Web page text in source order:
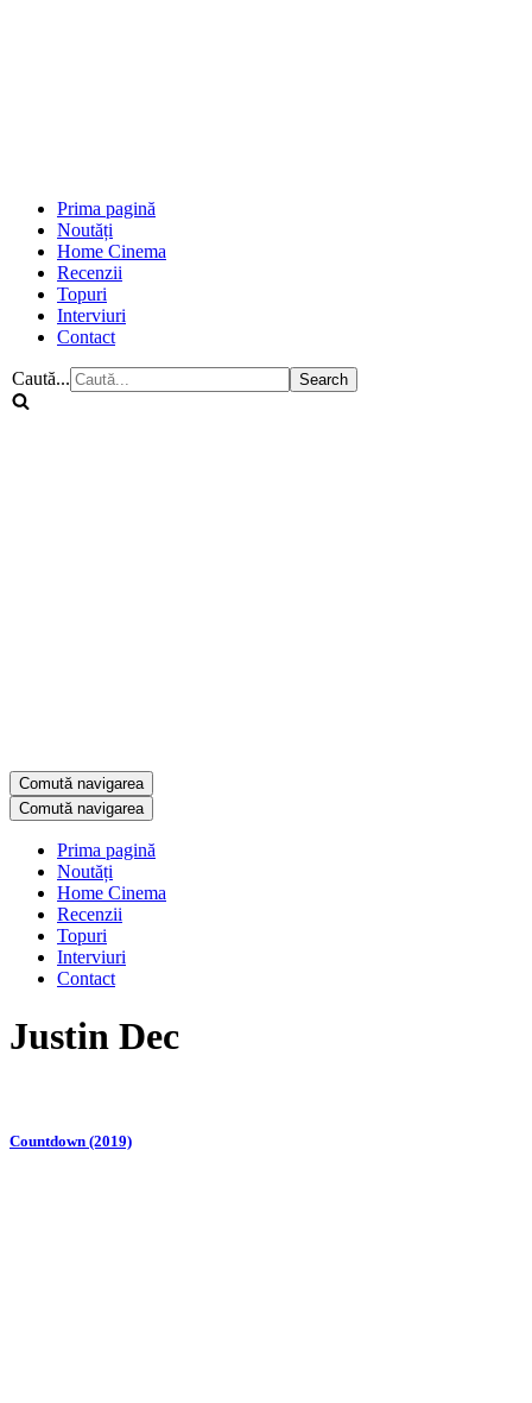
Prima pagină
Noutăți
Home Cinema
Recenzii
Topuri
Interviuri
Contact
Caută...
Comută navigarea
Comută navigarea
Prima pagină
Noutăți
Home Cinema
Recenzii
Topuri
Interviuri
Contact
Justin Dec
Countdown (2019)